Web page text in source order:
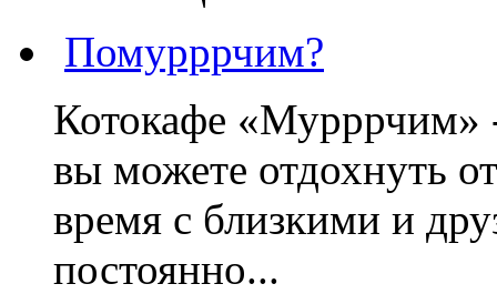
Помурррчим?
Котокафе «Мурррчим»
вы можете отдохнуть
время с близкими и
постоянно...